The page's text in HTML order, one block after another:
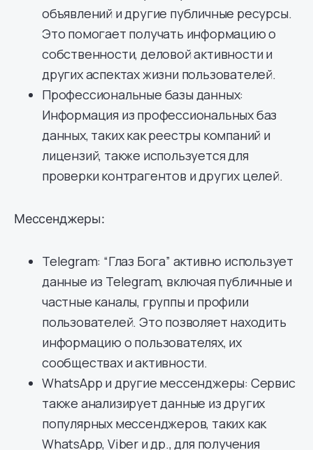
объявлений и другие публичные ресурсы.
Это помогает получать информацию о
собственности, деловой активности и
других аспектах жизни пользователей.
Профессиональные базы данных:
Информация из профессиональных баз
данных, таких как реестры компаний и
лицензий, также используется для
проверки контрагентов и других целей.
Мессенджеры:
Telegram: “Глаз Бога” активно использует
данные из Telegram, включая публичные и
частные каналы, группы и профили
пользователей. Это позволяет находить
информацию о пользователях, их
сообществах и активности.
WhatsApp и другие мессенджеры: Сервис
также анализирует данные из других
популярных мессенджеров, таких как
WhatsApp, Viber и др., для получения